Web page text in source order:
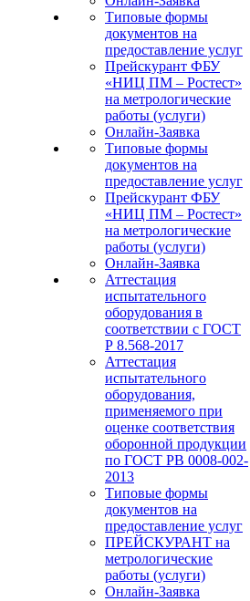
Типовые формы
документов на
предоставление услуг
Прейскурант ФБУ
«НИЦ ПМ – Ростест»
на метрологические
работы (услуги)
Онлайн-Заявка
Типовые формы
документов на
предоставление услуг
Прейскурант ФБУ
«НИЦ ПМ – Ростест»
на метрологические
работы (услуги)
Онлайн-Заявка
Аттестация
испытательного
оборудования в
соответствии с ГОСТ
Р 8.568-2017
Аттестация
испытательного
оборудования,
применяемого при
оценке соответствия
оборонной продукции
по ГОСТ РВ 0008-002-
2013
Типовые формы
документов на
предоставление услуг
ПРЕЙСКУРАНТ на
метрологические
работы (услуги)
Онлайн-Заявка